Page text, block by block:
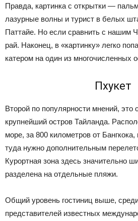
Правда, картинка с открытки —
лазурные волны и турист в белых
Паттайе. Но если сравнить с нашим
рай. Наконец, в «картинку» легко
катером на один из многочисленных
Пхукет
Второй по популярности мнений, это
крупнейший остров Тайланда.
море, за 800 километров от
туда нужно дополнительным
Курортная зона здесь значительно
разделена на отдельные пляжи.
Общий уровень гостиниц выше,
представителей известных